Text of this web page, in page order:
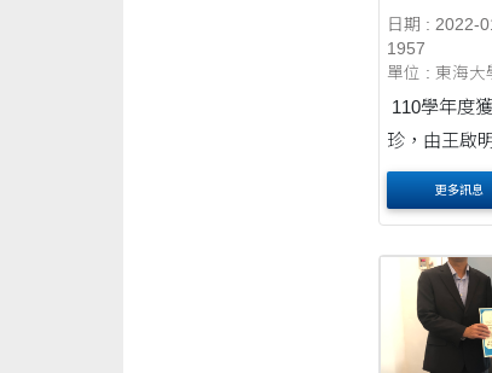
日期 : 2022-
1957
單位 : 東海大
110學年度
珍，由王啟
奬。
更多訊息